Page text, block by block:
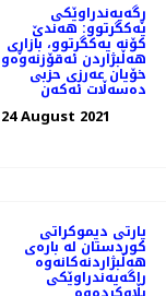
ڕگەیەندراوێکی
یەكگرتوو: هەندێ
کۆنە یەکگرتوو، بازاڕی
هەڵبژاردن ئەقۆزنەوەو
خۆیان عەرزی حزبی
دەسەڵات ئەكەن
24 August 2021
پارتی دیموکراتی
کوردستان لە بارەی
هەڵبژاردنەکانەوە
راگەیەندراوێکی